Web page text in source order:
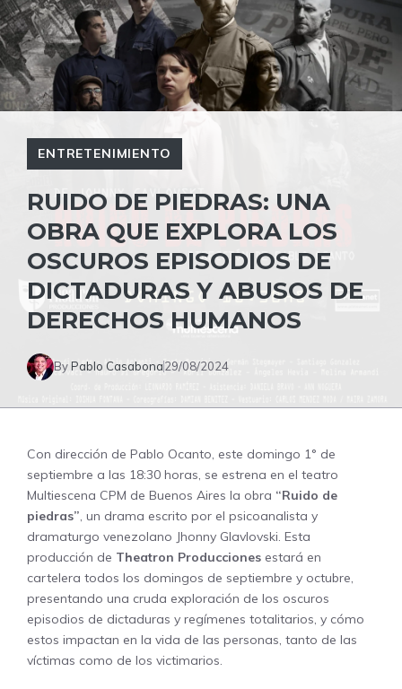
ENTRETENIMIENTO
RUIDO DE PIEDRAS: UNA
OBRA QUE EXPLORA LOS
OSCUROS EPISODIOS DE
DICTADURAS Y ABUSOS DE
DERECHOS HUMANOS
ByPablo Casabona29/08/2024
Con dirección de Pablo Ocanto, este domingo 1° de
septiembre a las 18:30 horas, se estrena en el teatro
Multiescena CPM de Buenos Aires la obra “Ruido de
piedras”, un drama escrito por el psicoanalista y
dramaturgo venezolano Jhonny Glavlovski. Esta
producción de Theatron Producciones estará en
cartelera todos los domingos de septiembre y octubre,
presentando una cruda exploración de los oscuros
episodios de dictaduras y regímenes totalitarios, y cómo
estos impactan en la vida de las personas, tanto de las
víctimas como de los victimarios.